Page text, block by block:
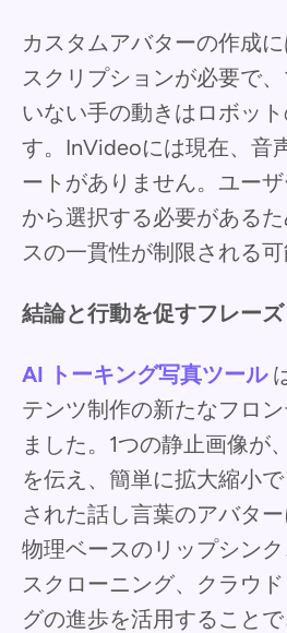
カスタムアバターの作成
スクリプションが必要で
いない手の動きはロボッ
す。InVideoには現在、音
ートがありません。ユー
から選択する必要がある
スの一貫性が制限される可
結論と行動を促すフレーズ
AI トーキング写真ツール
テンツ制作の新たなフロ
ました。1つの静止画像が
を伝え、簡単に拡大縮小
された話し言葉のアバター
物理ベースのリップシン
スクローニング、クラウ
グの進歩を活用すること